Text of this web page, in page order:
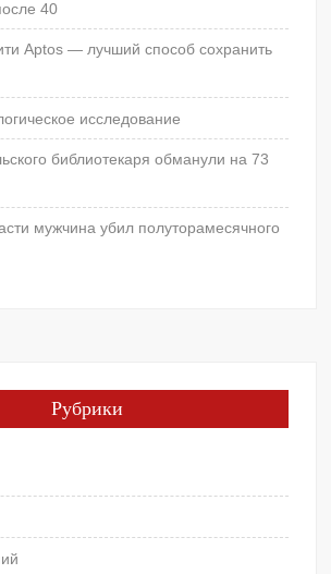
40
Aptos — лучший способ сохранить
исследование
библиотекаря обманули на 73
мужчина убил полуторамесячного
Рубрики